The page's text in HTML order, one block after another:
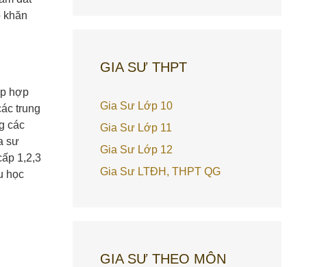
khăn
hợp
trung
các
sư
1,2,3
học
GIA SƯ THPT
Gia Sư Lớp 10
Gia Sư Lớp 11
Gia Sư Lớp 12
Gia Sư LTĐH, THPT QG
GIA SƯ THEO MÔN